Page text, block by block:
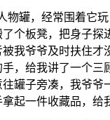
物罐，经常围着它
个板凳，把身子探
我爷爷及时扶住才
，给我讲了一个三
罐子旁凑，我爷爷
起一件收藏品，给